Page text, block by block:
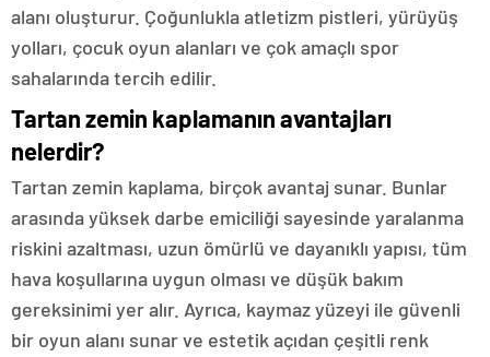
alanı oluşturur. Çoğunlukla atletizm pistleri, yürüyüş
yolları, çocuk oyun alanları ve çok amaçlı spor
sahalarında tercih edilir.
Tartan zemin kaplamanın avantajları
nelerdir?
Tartan zemin kaplama, birçok avantaj sunar. Bunlar
arasında yüksek darbe emiciliği sayesinde yaralanma
riskini azaltması, uzun ömürlü ve dayanıklı yapısı, tüm
hava koşullarına uygun olması ve düşük bakım
gereksinimi yer alır. Ayrıca, kaymaz yüzeyi ile güvenli
bir oyun alanı sunar ve estetik açıdan çeşitli renk